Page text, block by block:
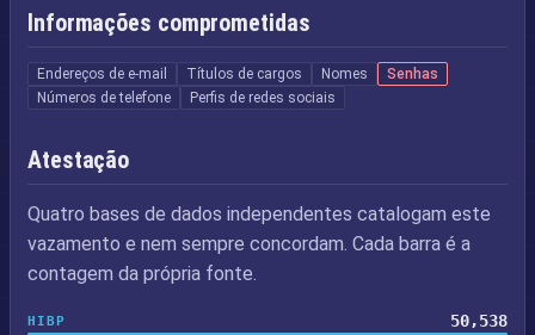
Informações comprometidas
Endereços de e-mail Títulos de cargos Nomes
Senhas
Números de telefone
Perfis de redes sociais
Atestação
Quatro bases de dados independentes catalogam este
vazamento e nem sempre concordam. Cada barra é a
contagem da própria fonte.
HIBP 50,538